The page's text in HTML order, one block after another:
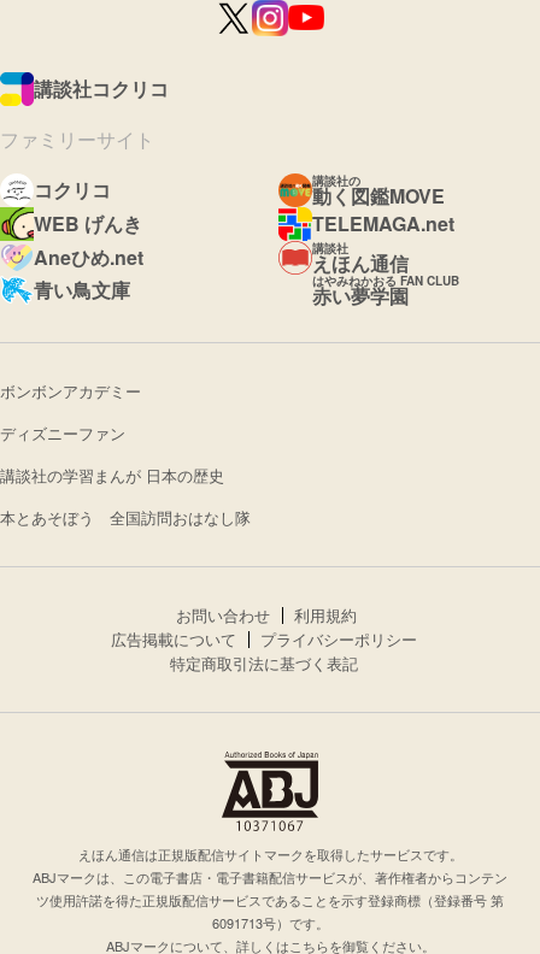
講談社コクリコ
ファミリーサイト
コクリコ
講談社の
動く図鑑MOVE
WEB げんき
TELEMAGA.net
Aneひめ.net
講談社
えほん通信
青い鳥文庫
はやみねかおる FAN CLUB
赤い夢学園
ボンボンアカデミー
ディズニーファン
講談社の学習まんが 日本の歴史
本とあそぼう 全国訪問おはなし隊
お問い合わせ
利用規約
広告掲載について
プライバシーポリシー
特定商取引法に基づく表記
えほん通信は正規版配信サイトマークを取得したサービスです。
ABJマークは、この電子書店・電子書籍配信サービスが、著作権者からコンテン
ツ使用許諾を得た正規版配信サービスであることを示す登録商標（登録番号 第
6091713号）です。
ABJマークについて、詳しくはこちらを御覧ください。